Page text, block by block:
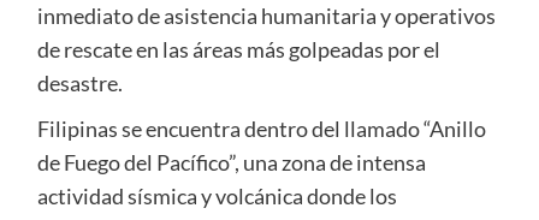
inmediato de asistencia humanitaria y operativos
de rescate en las áreas más golpeadas por el
desastre.
Filipinas se encuentra dentro del llamado “Anillo
de Fuego del Pacífico”, una zona de intensa
actividad sísmica y volcánica donde los